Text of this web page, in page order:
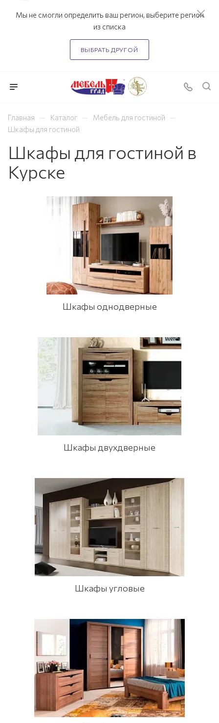
Мы не смогли определить ваш регион, выберите регион
из списка
ВЫБРАТЬ ДРУГОЙ
Главная — Каталог — Мебель для гостиной —
Шкафы для гостиной
Шкафы для гостиной в
Курске
Шкафы однодверные
Шкафы двухдверные
Шкафы угловые